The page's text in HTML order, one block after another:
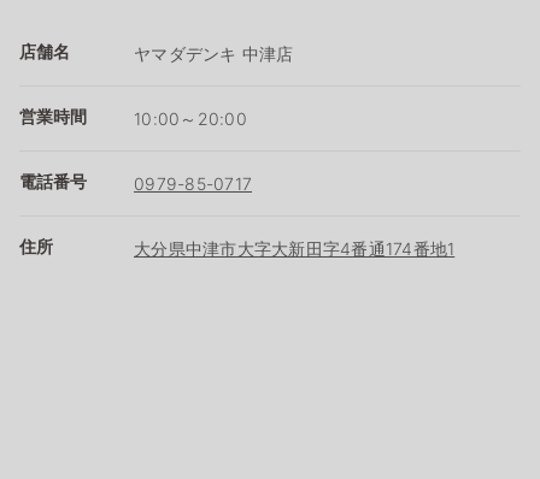
店舗名 ヤマダデンキ 中津店
営業時間 10:00～20:00
電話番号 0979-85-0717
住所 大分県中津市大字大新田字4番通174番地1